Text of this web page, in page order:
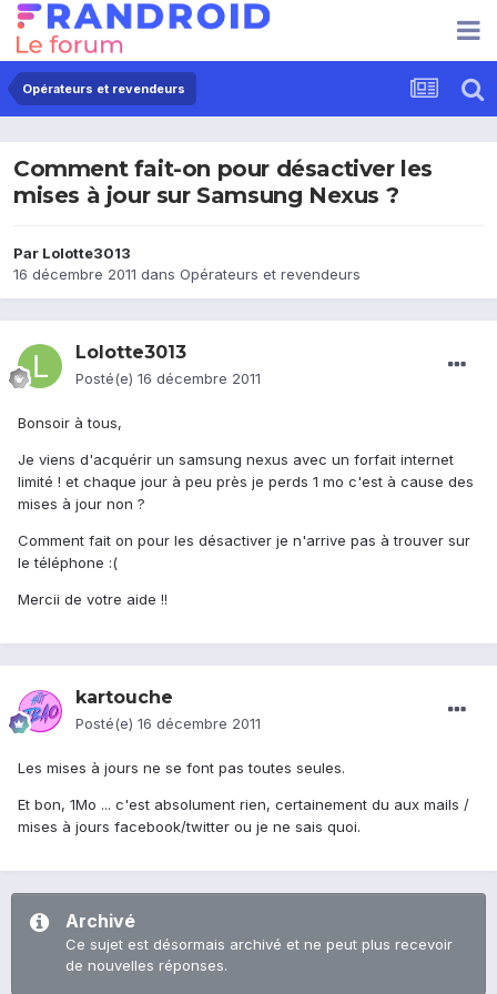
Opérateurs et revendeurs
Comment fait-on pour désactiver les
mises à jour sur Samsung Nexus ?
Par Lolotte3013
16 décembre 2011 dans Opérateurs et revendeurs
Lolotte3013
Posté(e) 16 décembre 2011
Bonsoir à tous,
Je viens d'acquérir un samsung nexus avec un forfait internet
limité ! et chaque jour à peu près je perds 1 mo c'est à cause des
mises à jour non ?
Comment fait on pour les désactiver je n'arrive pas à trouver sur
le téléphone :(
Mercii de votre aide !!
kartouche
Posté(e) 16 décembre 2011
Les mises à jours ne se font pas toutes seules.
Et bon, 1Mo ... c'est absolument rien, certainement du aux mails /
mises à jours facebook/twitter ou je ne sais quoi.
Archivé
Ce sujet est désormais archivé et ne peut plus recevoir
de nouvelles réponses.